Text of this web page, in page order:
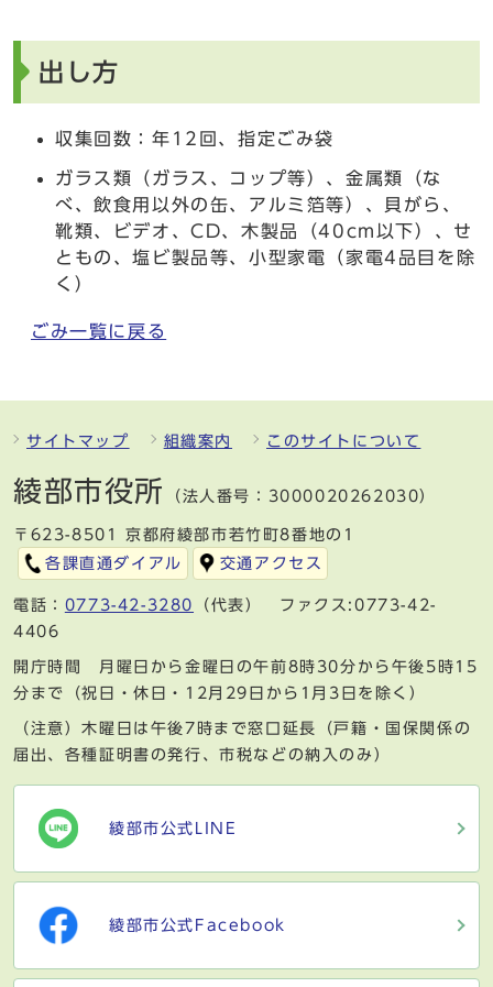
出し方
収集回数：年12回、指定ごみ袋
ガラス類（ガラス、コップ等）、金属類（な
べ、飲食用以外の缶、アルミ箔等）、貝がら、
靴類、ビデオ、CD、木製品（40cm以下）、せ
ともの、塩ビ製品等、小型家電（家電4品目を除
く）
ごみ一覧に戻る
サイトマップ 組織案内 このサイトについて
綾部市役所 （法人番号：3000020262030）
〒623-8501 京都府綾部市若竹町8番地の1
各課直通ダイアル
交通アクセス
電話： 0773-42-3280
（代表） ファクス:0773-42-
4406
開庁時間 月曜日から金曜日の午前8時30分から午後5時15
分まで（祝日・休日・12月29日から1月3日を除く）
（注意）木曜日は午後7時まで窓口延長（戸籍・国保関係の
届出、各種証明書の発行、市税などの納入のみ）
綾部市公式LINE
綾部市公式Facebook